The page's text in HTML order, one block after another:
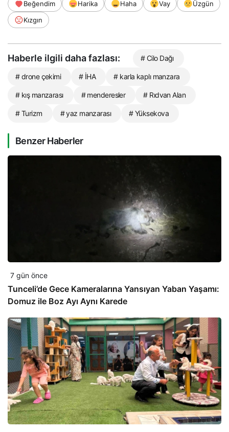
Beğendim Harika Haha Vay
Üzgün
Kızgın
Haberle ilgili daha fazlası: # Cilo Dağı
# drone çekimi # İHA # karla kaplı manzara
# kış manzarası # menderesler # Rıdvan Alan
# Turizm # yaz manzarası # Yüksekova
Benzer Haberler
7 gün önce
Tunceli’de Gece Kameralarına Yansıyan Yaban Yaşamı:
Domuz ile Boz Ayı Aynı Karede